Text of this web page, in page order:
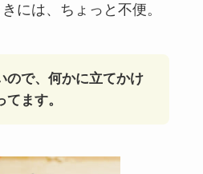
には、ちょっと不便。
ので、何かに立てかけ
ます。